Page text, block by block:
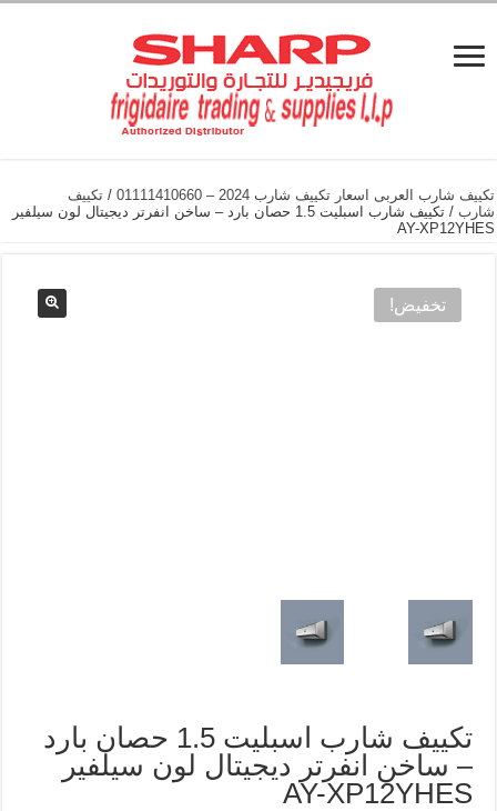
تكييف شارب العربى اسعار تكييف شارب 2024 – 01111410660 /تكييف
شارب
/ تكييف شارب اسبليت 1.5 حصان بارد – ساخن انفرتر ديجيتال لون سيلفير
AY-XP12YHES
تخفيض!
تكييف شارب اسبليت 1.5 حصان بارد
– ساخن انفرتر ديجيتال لون سيلفير
AY-XP12YHES